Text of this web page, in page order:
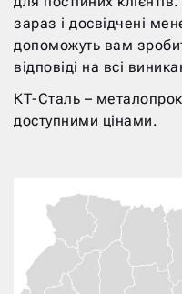
зараз і досвідчені
допоможуть вам
відповіді на всі
КТ-Сталь –
доступними цінами.